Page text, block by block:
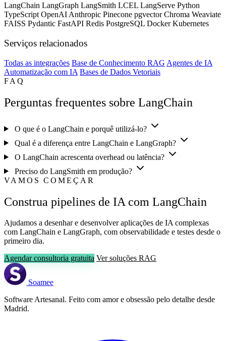
LangChain LangGraph LangSmith LCEL LangServe Python
TypeScript OpenAI Anthropic Pinecone pgvectorChroma Weaviate
FAISS Pydantic FastAPI Redis PostgreSQL DockerKubernetes
Serviços relacionados
Todas as integrações Base de Conhecimento RAG Agentes de IA
Automatização com IA Bases de Dados Vetoriais
FAQ
Perguntas frequentes sobre LangChain
O que é o LangChain e porquê utilizá-lo?
Qual é a diferença entre LangChain e LangGraph?
O LangChain acrescenta overhead ou latência?
Preciso do LangSmith em produção?
VAMOS COMEÇAR
Construa pipelines de IA com LangChain
Ajudamos a desenhar e desenvolver aplicações de IA complexas
com LangChain e LangGraph, com observabilidade e testes desde o
primeiro dia.
Agendar consultoria gratuita Ver soluções RAG
Soamee
Software Artesanal. Feito com amor e obsessão pelo detalhe desde
Madrid.